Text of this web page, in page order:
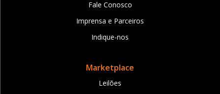
Fale Conosco
Imprensa e Parceiros
Indique-nos
Marketplace
Leilões